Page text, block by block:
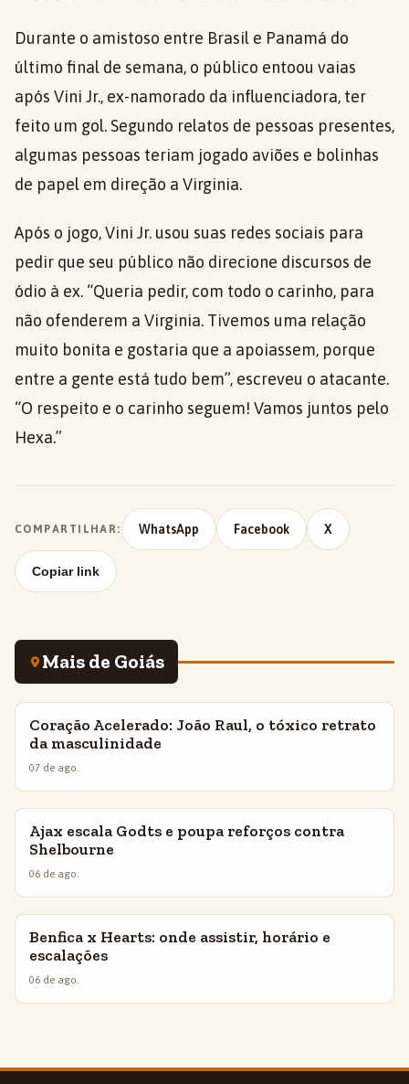
Durante o amistoso entre Brasil e Panamá do
último final de semana, o público entoou vaias
após Vini Jr., ex-namorado da influenciadora, ter
feito um gol. Segundo relatos de pessoas presentes,
algumas pessoas teriam jogado aviões e bolinhas
de papel em direção a Virginia.
Após o jogo, Vini Jr. usou suas redes sociais para
pedir que seu público não direcione discursos de
ódio à ex. “Queria pedir, com todo o carinho, para
não ofenderem a Virginia. Tivemos uma relação
muito bonita e gostaria que a apoiassem, porque
entre a gente está tudo bem”, escreveu o atacante.
“O respeito e o carinho seguem! Vamos juntos pelo
Hexa.”
COMPARTILHAR: WhatsApp Facebook X
Copiar link
Mais de Goiás
INSIGHTS
Coração Acelerado: João Raul, o tóxico retrato
da masculinidade
07 de ago.
INSIGHTS
Ajax escala Godts e poupa reforços contra
Shelbourne
06 de ago.
INSIGHTS
Benfica x Hearts: onde assistir, horário e
escalações
06 de ago.